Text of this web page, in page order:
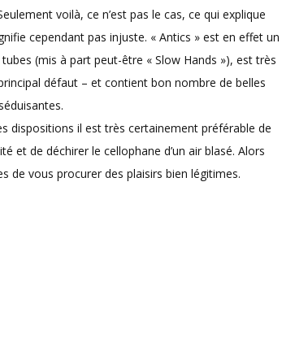
voilà, ce n’est pas le cas, ce qui explique
cependant pas injuste. « Antics » est en effet un
(mis à part peut-être « Slow Hands »), est très
défaut – et contient bon nombre de belles
dispositions il est très certainement préférable de
et de déchirer le cellophane d’un air blasé. Alors
de vous procurer des plaisirs bien légitimes.